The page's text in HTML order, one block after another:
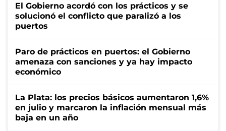
El Gobierno acordó con los prácticos y se
solucionó el conflicto que paralizó a los
puertos
Paro de prácticos en puertos: el Gobierno
amenaza con sanciones y ya hay impacto
económico
La Plata: los precios básicos aumentaron 1,6%
en julio y marcaron la inflación mensual más
baja en un año